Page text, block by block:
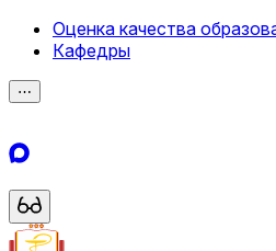
Оценка качества
Кафедры
⋯